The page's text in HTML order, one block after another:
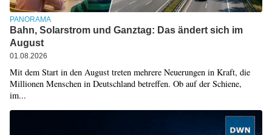
PANORAMA
Bahn, Solarstrom und Ganztag: Das ändert sich im
August
01.08.2026
Mit dem Start in den August treten mehrere Neuerungen in Kraft, die
Millionen Menschen in Deutschland betreffen. Ob auf der Schiene,
im...